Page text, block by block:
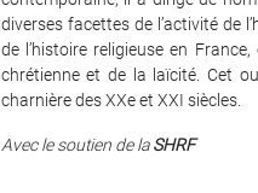
diverses facettes de l’activité de
de l’histoire religieuse en
chrétienne et de la laïcité. Cet
charnière des XXe et XXI siècles.
Avec le soutien de laSHRF